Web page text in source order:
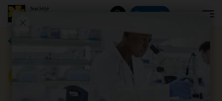
Donnez
Communiqués de presse